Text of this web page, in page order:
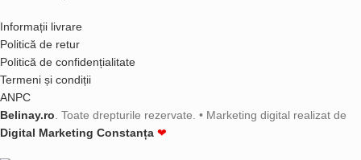
Informații livrare
Politică de retur
Politică de confidențialitate
Termeni și condiții
ANPC
Belinay.ro . Toate drepturile rezervate. • Marketing digital realizat de
Digital Marketing Constanța ❤